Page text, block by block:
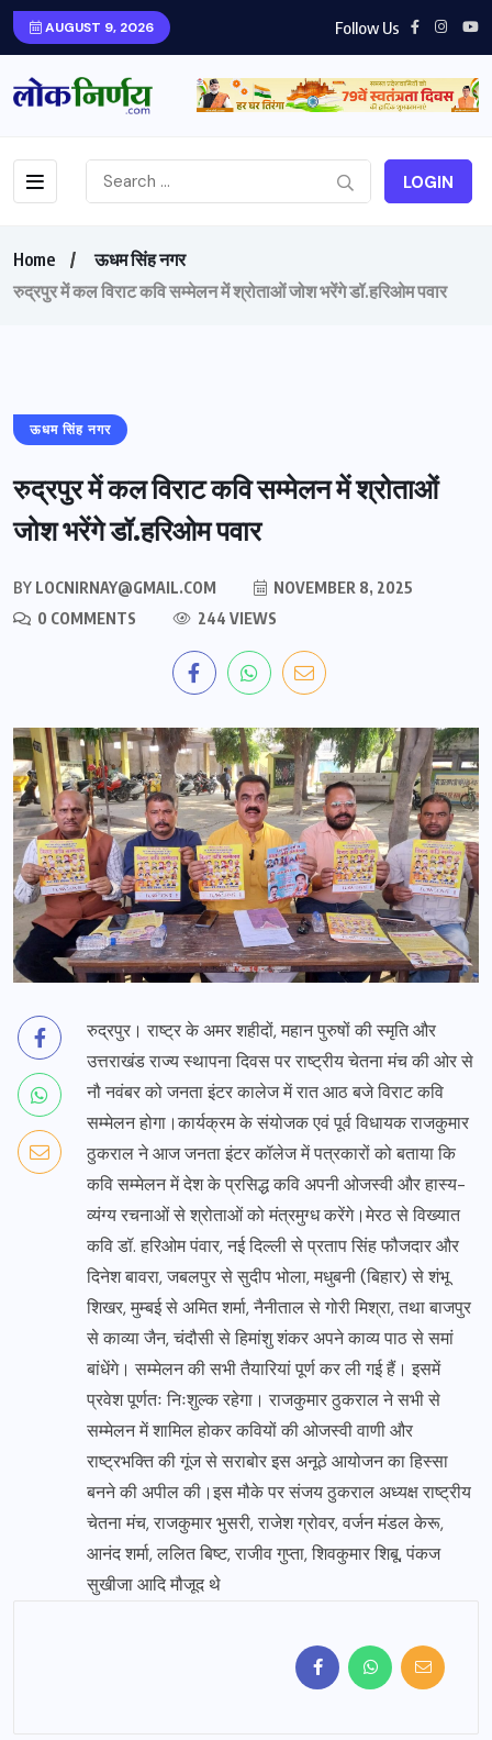
AUGUST 9, 2026 Follow Us
LOGIN
Home
ऊधम सिंह नगर
रुद्रपुर में कल विराट कवि सम्मेलन में श्रोताओं जोश भरेंगे डॉ.हरिओम पवार
ऊधम सिंह नगर
रुद्रपुर में कल विराट कवि सम्मेलन में श्रोताओं
जोश भरेंगे डॉ.हरिओम पवार
BY LOCNIRNAY@GMAIL.COM
NOVEMBER 8, 2025
0 COMMENTS
244 VIEWS
रुद्रपुर। राष्ट्र के अमर शहीदों, महान पुरुषों की स्मृति और
उत्तराखंड राज्य स्थापना दिवस पर राष्ट्रीय चेतना मंच की ओर से
नौ नवंबर को जनता इंटर कालेज में रात आठ बजे विराट कवि
सम्मेलन होगा।कार्यक्रम के संयोजक एवं पूर्व विधायक राजकुमार
ठुकराल ने आज जनता इंटर कॉलेज में पत्रकारों को बताया कि
कवि सम्मेलन में देश के प्रसिद्ध कवि अपनी ओजस्वी और हास्य-
व्यंग्य रचनाओं से श्रोताओं को मंत्रमुग्ध करेंगे।मेरठ से विख्यात
कवि डॉ. हरिओम पंवार, नई दिल्ली से प्रताप सिंह फौजदार और
दिनेश बावरा, जबलपुर से सुदीप भोला, मधुबनी (बिहार) से शंभू
शिखर, मुम्बई से अमित शर्मा, नैनीताल से गोरी मिश्रा, तथा बाजपुर
से काव्या जैन, चंदौसी से हिमांशु शंकर अपने काव्य पाठ से समां
बांधेंगे। सम्मेलन की सभी तैयारियां पूर्ण कर ली गई हैं। इसमें
प्रवेश पूर्णतः निःशुल्क रहेगा। राजकुमार ठुकराल ने सभी से
सम्मेलन में शामिल होकर कवियों की ओजस्वी वाणी और
राष्ट्रभक्ति की गूंज से सराबोर इस अनूठे आयोजन का हिस्सा
बनने की अपील की।इस मौके पर संजय ठुकराल अध्यक्ष राष्ट्रीय
चेतना मंच, राजकुमार भुसरी, राजेश ग्रोवर, वर्जन मंडल केरू,
आनंद शर्मा, ललित बिष्ट, राजीव गुप्ता, शिवकुमार शिबू, पंकज
सुखीजा आदि मौजूद थे